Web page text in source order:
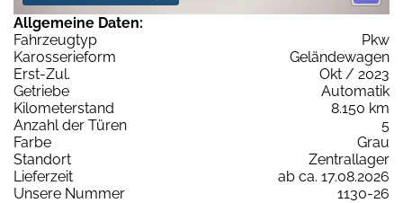
Allgemeine Daten:
Fahrzeugtyp
Pkw
Karosserieform
Geländewagen
Erst-Zul.
Okt / 2023
Getriebe
Automatik
Kilometerstand
8.150 km
Anzahl der Türen
5
Farbe
Grau
Standort
Zentrallager
Lieferzeit
ab ca. 17.08.2026
Unsere Nummer
1130-26